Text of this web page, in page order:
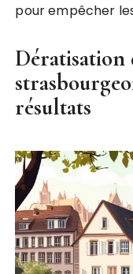
pour empêcher
Dératisation
résultats